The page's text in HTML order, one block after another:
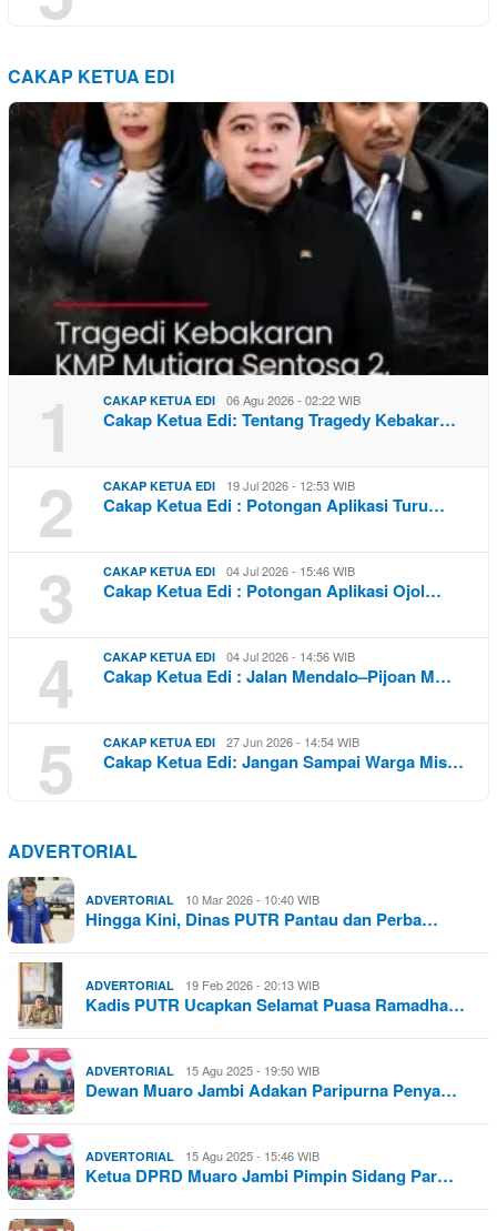
CAKAP KETUA EDI
1 CAKAP KETUA EDI 06 Agu 2026 - 02:22 WIB
Cakap Ketua Edi: Tentang Tragedy Kebakar…
2 CAKAP KETUA EDI 19 Jul 2026 - 12:53 WIB
Cakap Ketua Edi : Potongan Aplikasi Turu…
3 CAKAP KETUA EDI 04 Jul 2026 - 15:46 WIB
Cakap Ketua Edi : Potongan Aplikasi Ojol…
4 CAKAP KETUA EDI 04 Jul 2026 - 14:56 WIB
Cakap Ketua Edi : Jalan Mendalo–Pijoan M…
5 CAKAP KETUA EDI 27 Jun 2026 - 14:54 WIB
Cakap Ketua Edi: Jangan Sampai Warga Mis…
ADVERTORIAL
ADVERTORIAL 10 Mar 2026 - 10:40 WIB
Hingga Kini, Dinas PUTR Pantau dan Perba…
ADVERTORIAL 19 Feb 2026 - 20:13 WIB
Kadis PUTR Ucapkan Selamat Puasa Ramadha…
ADVERTORIAL 15 Agu 2025 - 19:50 WIB
Dewan Muaro Jambi Adakan Paripurna Penya…
ADVERTORIAL 15 Agu 2025 - 15:46 WIB
Ketua DPRD Muaro Jambi Pimpin Sidang Par…